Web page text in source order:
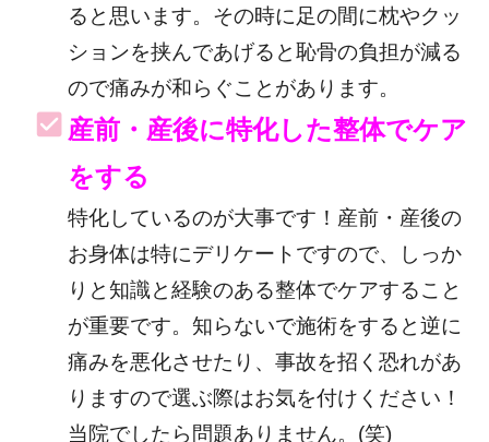
ると思います。その時に足の間に枕やクッ
ションを挟んであげると恥骨の負担が減る
ので痛みが和らぐことがあります。
産前・産後に特化した整体でケア
をする
特化しているのが大事です！産前・産後の
お身体は特にデリケートですので、しっか
りと知識と経験のある整体でケアすること
が重要です。知らないで施術をすると逆に
痛みを悪化させたり、事故を招く恐れがあ
りますので選ぶ際はお気を付けください！
当院でしたら問題ありません。(笑)